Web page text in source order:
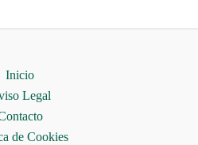
Inicio
Legal
de Cookies